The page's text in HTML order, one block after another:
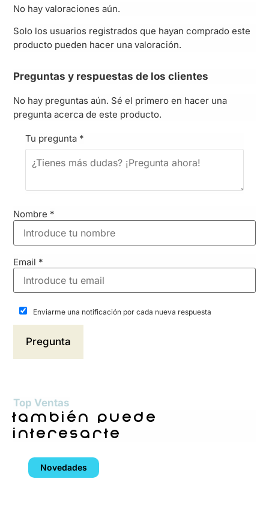
No hay valoraciones aún.
Solo los usuarios registrados que hayan comprado este
producto pueden hacer una valoración.
Preguntas y respuestas de los clientes
No hay preguntas aún. Sé el primero en hacer una
pregunta acerca de este producto.
Tu pregunta *
Nombre *
Email *
Enviarme una notificación por cada nueva respuesta
Top Ventas
también puede
interesarte
Novedades